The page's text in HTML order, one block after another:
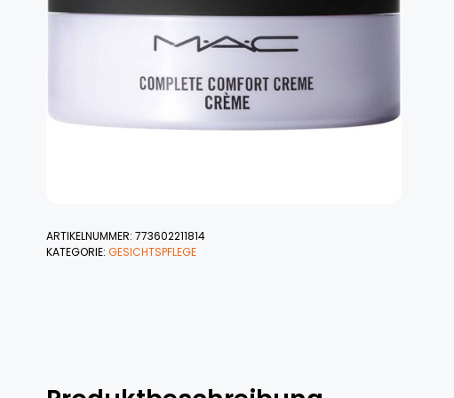
ARTIKELNUMMER: 773602211814
KATEGORIE: GESICHTSPFLEGE